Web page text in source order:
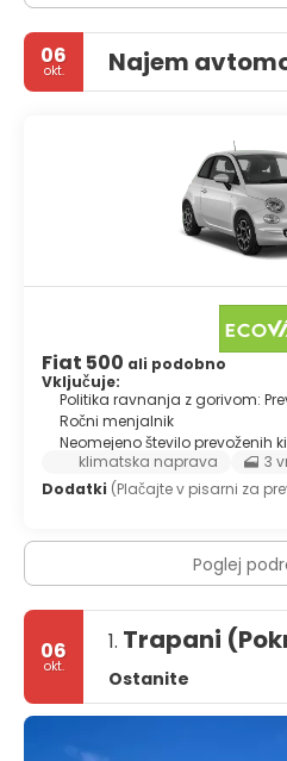
06
okt. Najem
Fiat 500 ali podobno
Vključuje:
Politika ravnanja z gorivom:
Ročni menjalnik
Neomejeno število prevoženih
klimatska naprava
3
Dodatki (Plačajte v pisarni za
Poglej
06
okt.
1. Trapani
Ostanite